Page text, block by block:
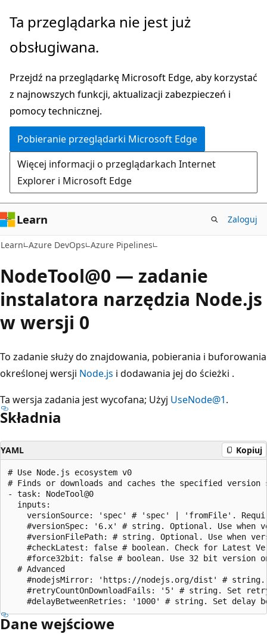
Przejdź
głównej
Ta przeglądarka nie jest już
obsługiwana.
Przejdź na przeglądarkę Microsoft Edge, aby korzystać
z najnowszych funkcji, aktualizacji zabezpieczeń i
pomocy technicznej.
Pobieranie przeglądarki Microsoft Edge
Więcej informacji o przeglądarkach Internet
Explorer i Microsoft Edge
Learn Zaloguj
Learn Azure DevOps Azure Pipelines
NodeTool@0 — zadanie
instalatora narzędzia Node.js
w wersji 0
To zadanie służy do znajdowania, pobierania i buforowania
określonej wersji Node.js i dodawania jej do ścieżki .
Ta wersja zadania jest wycofana; Użyj UseNode@1.
Składnia
YAML Kopiuj
# Use Node.js ecosystem v0
# Finds or downloads and caches the specified
- task: NodeTool@0
  inputs:
versionSource: 'spec' # 'spec' | 'fromFile'.
#versionSpec: '6.x' # string. Optional. Use when
#versionFilePath: # string. Optional. Use when
#checkLatest: false # boolean. Check for Latest
#force32bit: false # boolean. Use 32 bit version
  # Advanced
#nodejsMirror: 'https://nodejs.org/dist' #
#retryCountOnDownloadFails: '5' # string. Set
Dane wejściowe